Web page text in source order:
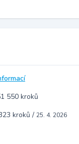
550 kroků
kroků / 25. 4. 2026